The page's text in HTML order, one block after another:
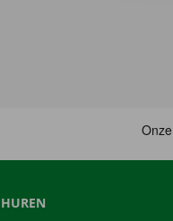
HUREN